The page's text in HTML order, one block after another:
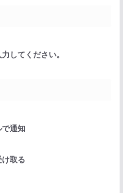
してください。
通知
取る